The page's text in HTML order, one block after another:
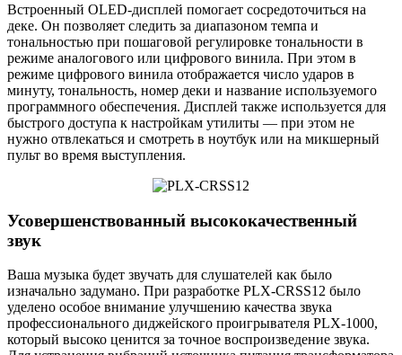
Встроенный OLED-дисплей помогает сосредоточиться на
деке. Он позволяет следить за диапазоном темпа и
тональностью при пошаговой регулировке тональности в
режиме аналогового или цифрового винила. При этом в
режиме цифрового винила отображается число ударов в
минуту, тональность, номер деки и название используемого
программного обеспечения. Дисплей также используется для
быстрого доступа к настройкам утилиты — при этом не
нужно отвлекаться и смотреть в ноутбук или на микшерный
пульт во время выступления.
Усовершенствованный высококачественный
звук
Ваша музыка будет звучать для слушателей как было
изначально задумано. При разработке PLX-CRSS12 было
уделено особое внимание улучшению качества звука
профессионального диджейского проигрывателя PLX-1000,
который высоко ценится за точное воспроизведение звука.